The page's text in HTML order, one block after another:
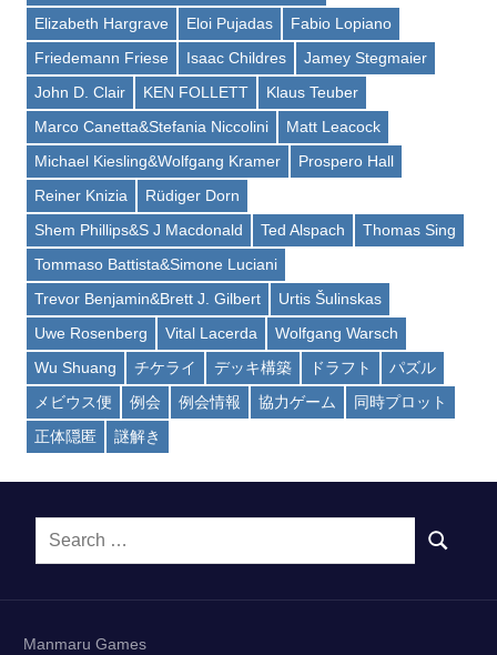
Elizabeth Hargrave
Eloi Pujadas
Fabio Lopiano
Friedemann Friese
Isaac Childres
Jamey Stegmaier
John D. Clair
KEN FOLLETT
Klaus Teuber
Marco Canetta&Stefania Niccolini
Matt Leacock
Michael Kiesling&Wolfgang Kramer
Prospero Hall
Reiner Knizia
Rüdiger Dorn
Shem Phillips&S J Macdonald
Ted Alspach
Thomas Sing
Tommaso Battista&Simone Luciani
Trevor Benjamin&Brett J. Gilbert
Urtis Šulinskas
Uwe Rosenberg
Vital Lacerda
Wolfgang Warsch
Wu Shuang
チケライ デッキ構築 ドラフト
パズル
メビウス便
例会 例会情報 協力ゲーム
同時プロット
正体隠匿
謎解き
Search
SEARCH
Manmaru Games